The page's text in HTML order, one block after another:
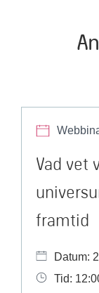
Vad vet
framtid
Datum:
Tid: